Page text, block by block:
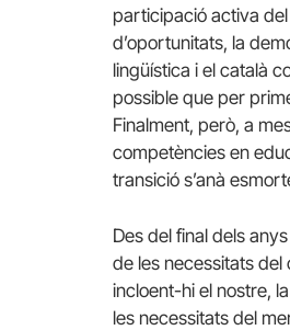
participació activa
d’oportunitats, la
lingüística i el català
possible que per
Finalment, però, a
competències en
transició s’anà
Des del final dels
de les necessitats del
incloent-hi el nostre,
les necessitats del